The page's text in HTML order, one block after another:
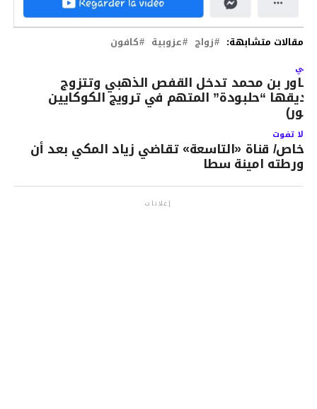
مقالات متشابهة: زواج عزوبية كافون
بن محمد تدخل القفص الذهبي وتتزوج
“حلبودة” المتهم في ترويج الكوكايين
لا تفوت
خاص/ قناة «التاسعة» تقاضي زياد المكي بعد أن
ورطته امينة سطا
إعلانات